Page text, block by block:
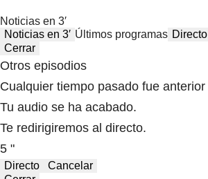
Noticias en 3′
Noticias en 3′ Últimos programas Directo
Cerrar
Otros episodios
Cualquier tiempo pasado fue anterior
Tu audio se ha acabado.
Te redirigiremos al directo.
5 "
Directo
Cancelar